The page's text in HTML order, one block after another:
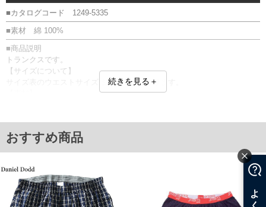
■カタログコード 1249-5335
■素材 綿 100%
■商品説明
トランクスです。
【サイズについて】
サイズ表のウエストサイズは適応範囲となります。
【返品交換について】 開封前なら返品交換できます。
サイズ/ウエスト(適応)/裾口
3L/95～110/76
4L/105～120/80
5L/115～130/84
続きを見る＋
おすすめ商品